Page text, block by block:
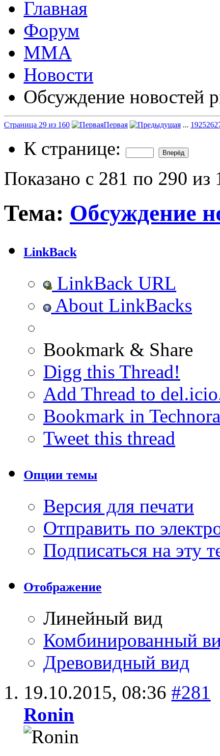
Форум
ММА
Новости
Обсуждение новостей
Страница 29 из 160 Первая ... 192526
К странице:
Показано с 281 по 290 из
Тема: Обсуждение
LinkBack
LinkBack URL
About LinkBacks
Bookmark & Share
Digg this Thread!
Add Thread to
Bookmark in
Tweet this thread
Опции темы
Версия для печати
Отправить по
Подписаться на эту
Отображение
Линейный вид
Комбинированный
Древовидный вид
19.10.2015, 08:36 #281
Ronin